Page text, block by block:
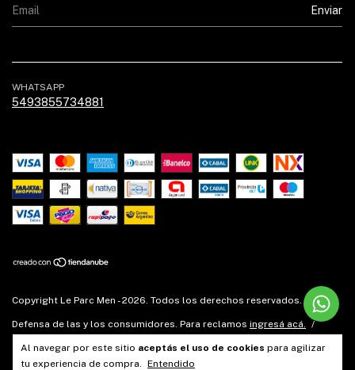
Al navegar por este sitio aceptás el uso de cookies para agilizar
tu experiencia de compra. Entendido
WHATSAPP
5493855734881
Copyright Le Parc Men - 2026. Todos los derechos reservados.
Defensa de las y los consumidores. Para reclamos ingresá acá.
/
Botón de arrepentimiento